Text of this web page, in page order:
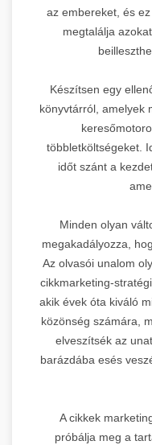
az embereket, és
megtalálja
Készítsen egy
könyvtárról, amelyek
többletköltségeket.
időt szánt a
Minden olyan
megakadályozza,
Az olvasói unalom
cikkmarketing-
akik évek óta kiváló
közönség számára,
elveszítsék az
barázdába esés
A cikkek
próbálja meg a